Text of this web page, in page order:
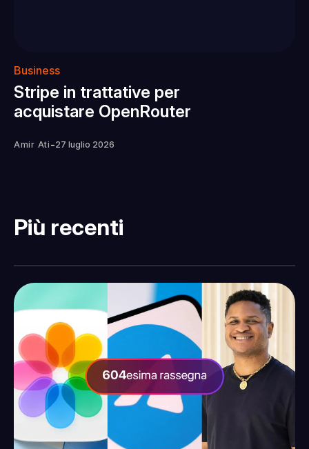
Business
Stripe in trattative per
acquistare OpenRouter
Amir Ati -27 luglio 2026
Più recenti